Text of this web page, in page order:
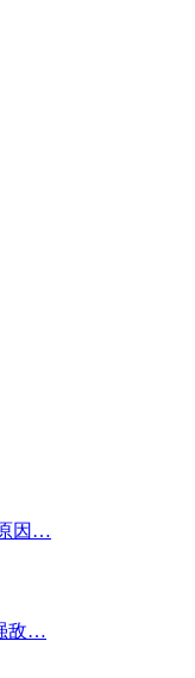
因…
敌…